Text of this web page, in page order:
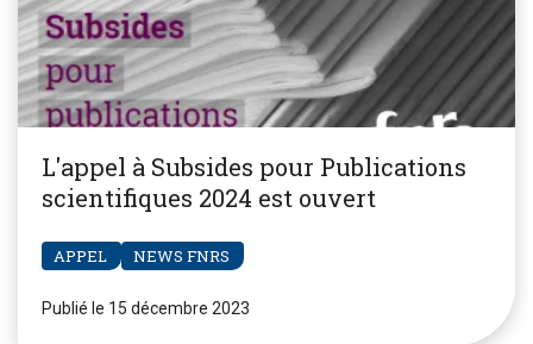
L'appel à Subsides pour Publications
scientifiques 2024 est ouvert
APPEL NEWS FNRS
Publié le 15 décembre 2023